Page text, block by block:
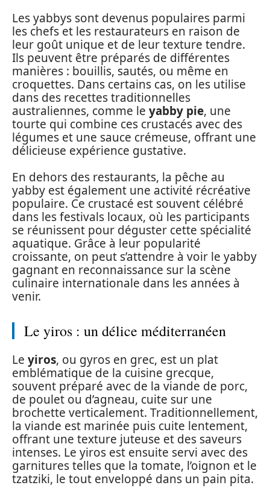
Les yabbys sont devenus populaires parmi
les chefs et les restaurateurs en raison de
leur goût unique et de leur texture tendre.
Ils peuvent être préparés de différentes
manières : bouillis, sautés, ou même en
croquettes. Dans certains cas, on les utilise
dans des recettes traditionnelles
australiennes, comme le yabby pie, une
tourte qui combine ces crustacés avec des
légumes et une sauce crémeuse, offrant une
délicieuse expérience gustative.
En dehors des restaurants, la pêche au
yabby est également une activité récréative
populaire. Ce crustacé est souvent célébré
dans les festivals locaux, où les participants
se réunissent pour déguster cette spécialité
aquatique. Grâce à leur popularité
croissante, on peut s’attendre à voir le yabby
gagnant en reconnaissance sur la scène
culinaire internationale dans les années à
venir.
Le yiros : un délice méditerranéen
Le yiros, ou gyros en grec, est un plat
emblématique de la cuisine grecque,
souvent préparé avec de la viande de porc,
de poulet ou d’agneau, cuite sur une
brochette verticalement. Traditionnellement,
la viande est marinée puis cuite lentement,
offrant une texture juteuse et des saveurs
intenses. Le yiros est ensuite servi avec des
garnitures telles que la tomate, l’oignon et le
tzatziki, le tout enveloppé dans un pain pita.